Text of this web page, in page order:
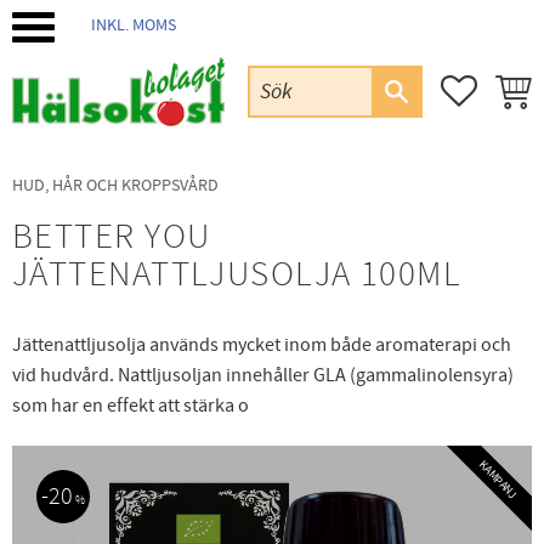
INKL. MOMS
HUD, HÅR OCH KROPPSVÅRD
BETTER YOU
JÄTTENATTLJUSOLJA 100ML
Jättenattljusolja används mycket inom både aromaterapi och
vid hudvård. Nattljusoljan innehåller GLA (gammalinolensyra)
som har en effekt att stärka o
20 % KAMPANJ